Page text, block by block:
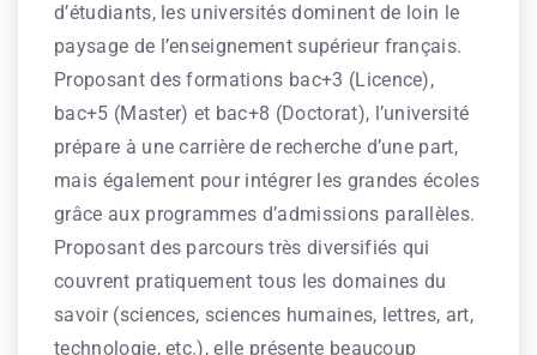
d’étudiants, les universités dominent de loin le
paysage de l’enseignement supérieur français.
Proposant des formations bac+3 (Licence),
bac+5 (Master) et bac+8 (Doctorat), l’université
prépare à une carrière de recherche d’une part,
mais également pour intégrer les grandes écoles
grâce aux programmes d’admissions parallèles.
Proposant des parcours très diversifiés qui
couvrent pratiquement tous les domaines du
savoir (sciences, sciences humaines, lettres, art,
technologie, etc.), elle présente beaucoup